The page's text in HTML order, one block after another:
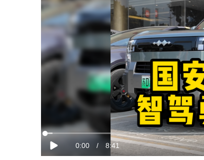
放
当
0:00 / 时
8:41
加
载
完
成: